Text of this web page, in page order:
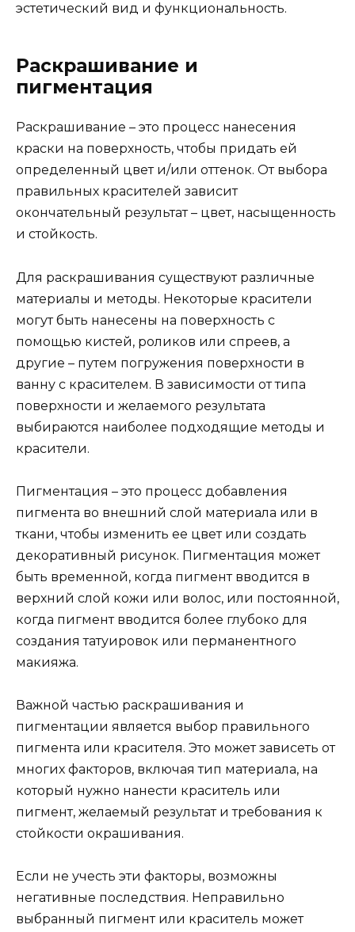
эстетический вид и функциональность.
Раскрашивание и
пигментация
Раскрашивание – это процесс нанесения
краски на поверхность, чтобы придать ей
определенный цвет и/или оттенок. От выбора
правильных красителей зависит
окончательный результат – цвет, насыщенность
и стойкость.
Для раскрашивания существуют различные
материалы и методы. Некоторые красители
могут быть нанесены на поверхность с
помощью кистей, роликов или спреев, а
другие – путем погружения поверхности в
ванну с красителем. В зависимости от типа
поверхности и желаемого результата
выбираются наиболее подходящие методы и
красители.
Пигментация – это процесс добавления
пигмента во внешний слой материала или в
ткани, чтобы изменить ее цвет или создать
декоративный рисунок. Пигментация может
быть временной, когда пигмент вводится в
верхний слой кожи или волос, или постоянной,
когда пигмент вводится более глубоко для
создания татуировок или перманентного
макияжа.
Важной частью раскрашивания и
пигментации является выбор правильного
пигмента или красителя. Это может зависеть от
многих факторов, включая тип материала, на
который нужно нанести краситель или
пигмент, желаемый результат и требования к
стойкости окрашивания.
Если не учесть эти факторы, возможны
негативные последствия. Неправильно
выбранный пигмент или краситель может